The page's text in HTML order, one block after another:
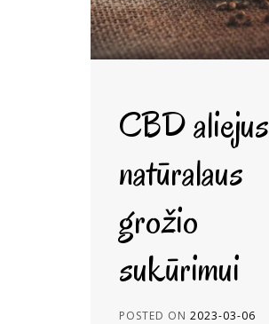
CBD aliejus
natūralaus
grožio
sukūrimui
POSTED ON 2023-03-06